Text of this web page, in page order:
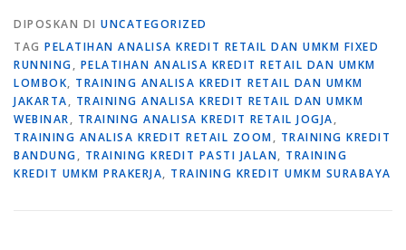
DIPOSKAN DI UNCATEGORIZED
TAG PELATIHAN ANALISA KREDIT RETAIL DAN UMKM FIXED
RUNNING, PELATIHAN ANALISA KREDIT RETAIL DAN UMKM
LOMBOK, TRAINING ANALISA KREDIT RETAIL DAN UMKM
JAKARTA, TRAINING ANALISA KREDIT RETAIL DAN UMKM
WEBINAR, TRAINING ANALISA KREDIT RETAIL JOGJA,
TRAINING ANALISA KREDIT RETAIL ZOOM, TRAINING KREDIT
BANDUNG, TRAINING KREDIT PASTI JALAN, TRAINING
KREDIT UMKM PRAKERJA, TRAINING KREDIT UMKM SURABAYA